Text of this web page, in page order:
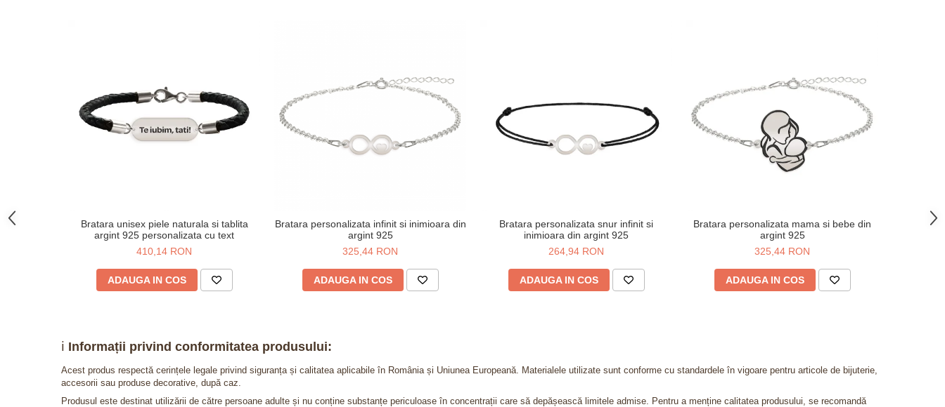
Bratara unisex piele naturala si tablita
argint 925 personalizata cu text
410,14 RON
ADAUGA IN COS
Bratara personalizata infinit si inimioara din
argint 925
325,44 RON
ADAUGA IN COS
Bratara personalizata snur infinit si
inimioara din argint 925
264,94 RON
ADAUGA IN COS
Bratara personalizata mama si bebe din
argint 925
325,44 RON
ADAUGA IN COS
Bratara
ℹ️ Informații privind conformitatea produsului:
Acest produs respectă cerințele legale privind siguranța și calitatea aplicabile în România și Uniunea Europeană. Materialele utilizate sunt conforme cu standardele în vigoare pentru articole de bijuterie,
accesorii sau produse decorative, după caz.
Produsul este destinat utilizării de către persoane adulte și nu conține substanțe periculoase în concentrații care să depășească limitele admise. Pentru a menține calitatea produsului, se recomandă